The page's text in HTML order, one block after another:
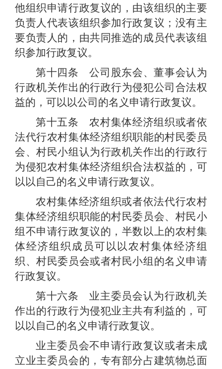
他组织申请行政复议的，由该组织的主要
负责人代表该组织参加行政复议；没有主
要负责人的，由共同推选的成员代表该组
织参加行政复议。
第十四条 公司股东会、董事会认为
行政机关作出的行政行为侵犯公司合法权
益的，可以以公司的名义申请行政复议。
第十五条 农村集体经济组织或者依
法代行农村集体经济组织职能的村民委员
会、村民小组认为行政机关作出的行政行
为侵犯农村集体经济组织合法权益的，可
以以自己的名义申请行政复议。
农村集体经济组织或者依法代行农村
集体经济组织职能的村民委员会、村民小
组不申请行政复议的，半数以上的农村集
体经济组织成员可以以农村集体经济组
织、村民委员会或者村民小组的名义申请
行政复议。
第十六条 业主委员会认为行政机关
作出的行政行为侵犯业主共有利益的，可
以以自己的名义申请行政复议。
业主委员会不申请行政复议或者未成
立业主委员会的，专有部分占建筑物总面